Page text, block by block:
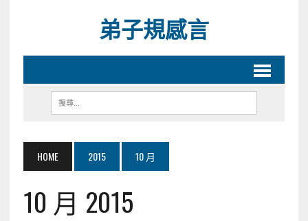
弟子規感言
HOME 2015 10 月
10 月 2015